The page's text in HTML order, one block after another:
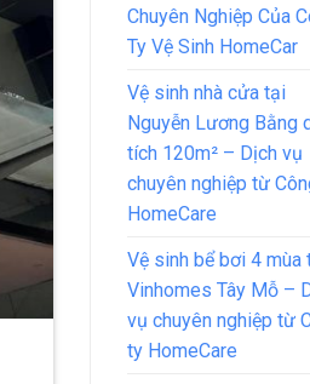
Chuyên Nghiệp Của
Ty Vệ Sinh HomeCar
Vệ sinh nhà cửa tại
Nguyễn Lương Bằng
tích 120m² – Dịch vụ
chuyên nghiệp từ
HomeCare
Vệ sinh bể bơi 4 mùa
Vinhomes Tây Mỗ –
vụ chuyên nghiệp từ
ty HomeCare